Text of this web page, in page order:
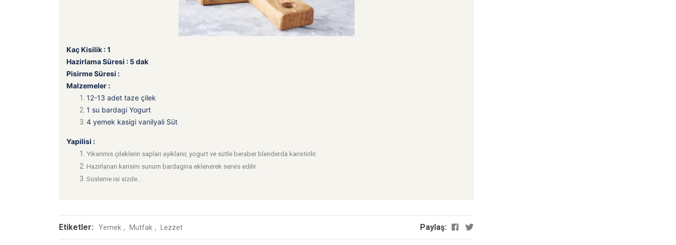
Kaç Kisilik : 1
Hazirlama Süresi : 5 dak
Pisirme Süresi :
Malzemeler :
12-13 adet taze çilek
1 su bardagi Yogurt
4 yemek kasigi vanilyali Süt
Yapilisi :
Yikanmis çileklerin saplari ayiklanir, yogurt ve sütle beraber blenderda karistirilir.
Hazirlanan karisim sunum bardagina eklenerek servis edilir.
Süsleme isi sizde...
Etiketler: Yemek Mutfak Lezzet Paylaş: